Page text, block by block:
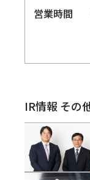
営業時間
IR情報 その